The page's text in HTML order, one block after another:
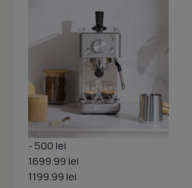
- 500 lei
1699.99 lei
1199.99 lei